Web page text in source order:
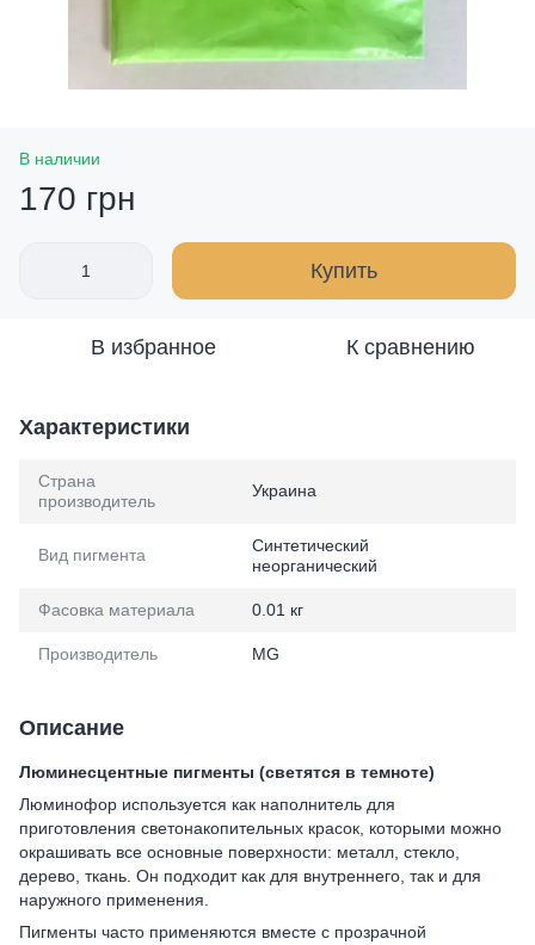
В наличии
170 грн
Купить
В избранное К сравнению
Характеристики
Страна
производитель
Украина
Вид пигмента
Синтетический
неорганический
Фасовка материала 0.01 кг
Производитель MG
Описание
Люминесцентные пигменты (светятся в темноте)
Люминофор используется как наполнитель для
приготовления светонакопительных красок, которыми можно
окрашивать все основные поверхности: металл, стекло,
дерево, ткань. Он подходит как для внутреннего, так и для
наружного применения.
Пигменты часто применяются вместе с прозрачной